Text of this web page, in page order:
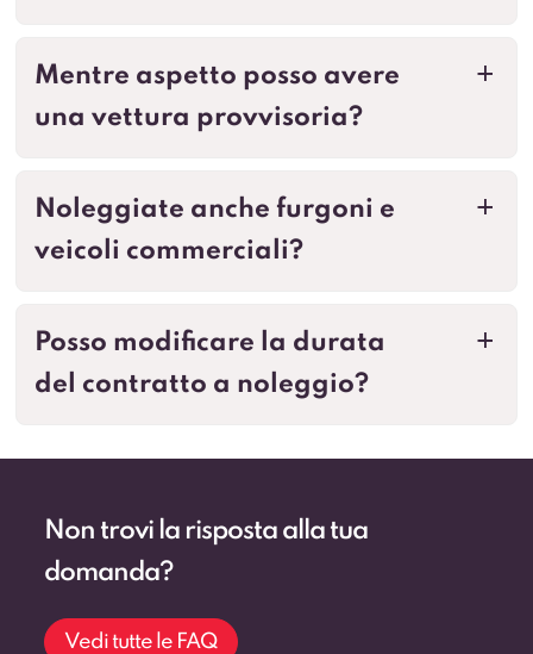
a
Mentre aspetto posso avere
una vettura provvisoria?
a
Noleggiate anche furgoni e
veicoli commerciali?
a
Posso modificare la durata
del contratto a noleggio?
Non trovi la risposta alla tua
domanda?
Vedi tutte le FAQ